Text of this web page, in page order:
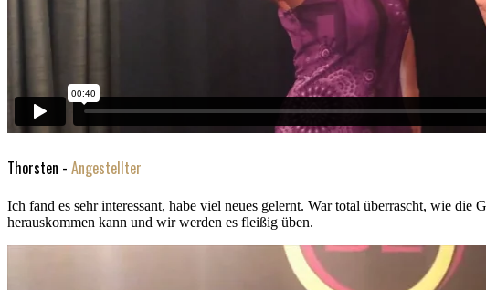
Thorsten - Angestellter
Ich fand es sehr interessant, habe viel neues gelernt. War total überrascht, wie
herauskommen kann und wir werden es fleißig üben.